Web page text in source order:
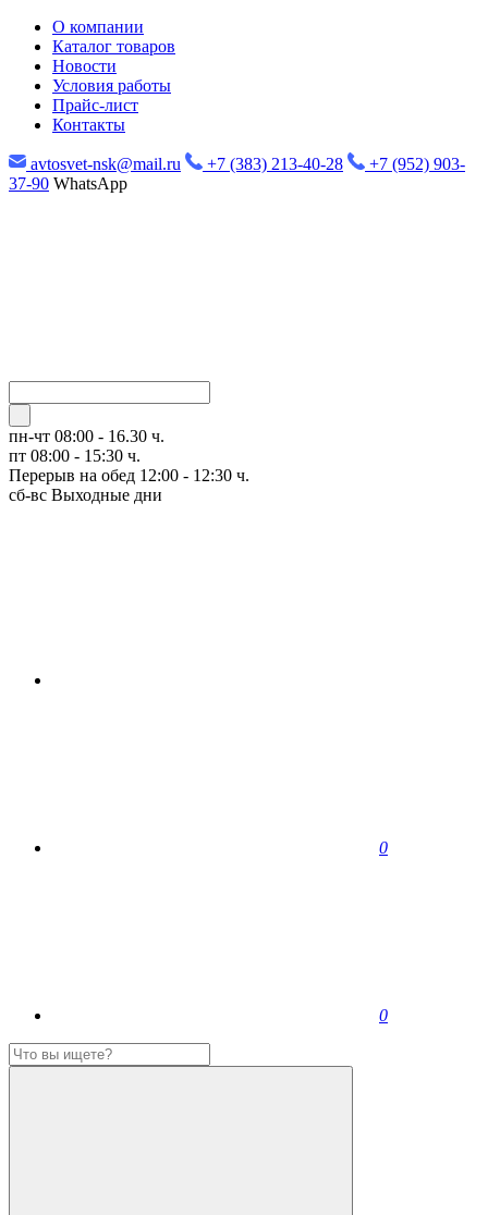
О компании
Каталог товаров
Новости
Условия работы
Прайс-лист
Контакты
avtosvet-nsk@mail.ru +7 (383) 213-40-28
+7 (952) 903-
37-90 WhatsApp
пн-чт 08:00 - 16.30 ч.
пт 08:00 - 15:30 ч.
Перерыв на обед 12:00 - 12:30 ч.
сб-вс Выходные дни
0
0